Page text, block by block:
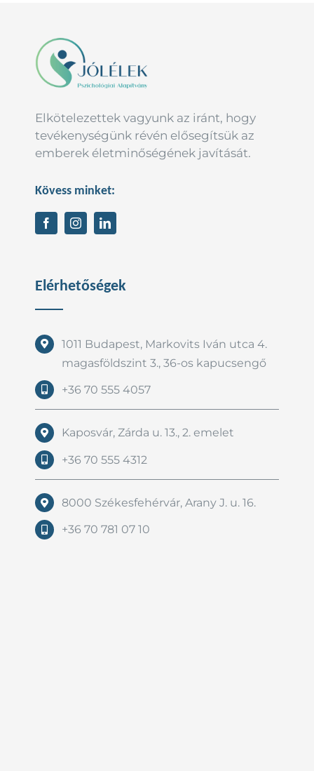
Elkötelezettek vagyunk az iránt, hogy
tevékenységünk révén elősegítsük az
emberek életminőségének javítását.
Kövess minket:
Elérhetőségek
1011 Budapest, Markovits Iván utca 4.
magasföldszint 3., 36-os kapucsengő
+36 70 555 4057
Kaposvár, Zárda u. 13., 2. emelet
+36 70 555 4312
8000 Székesfehérvár, Arany J. u. 16.
+36 70 781 07 10